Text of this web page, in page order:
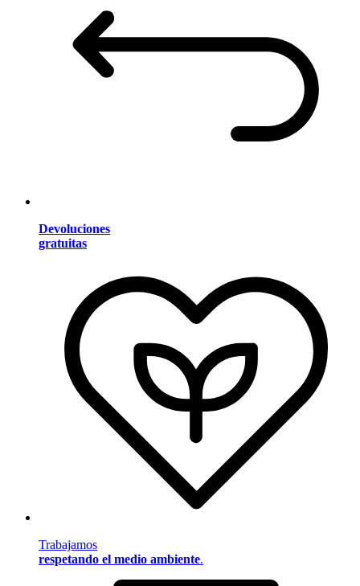
Devoluciones
gratuitas
Trabajamos
respetando el medio ambiente.